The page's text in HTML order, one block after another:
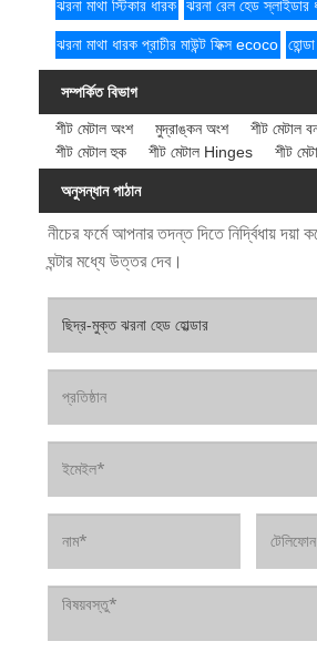
ঝরনা মাথা স্টিকার ধারক ঝরনা রেল হেড স্লাইডার
ঝরনা মাথা ধারক প্রাচীর মাউন্ট ফিক্স ecoco
সম্পর্কিত বিভাগ
শীট মেটাল অংশ মুদ্রাঙ্কন অংশ
শীট মেটাল
শীট মেটাল হুক
শীট মেটাল Hinges শীট
অনুসন্ধান পাঠান
নীচের ফর্মে আপনার তদন্ত দিতে নির্দ্বিধায়
ঘন্টার মধ্যে উত্তর দেব।